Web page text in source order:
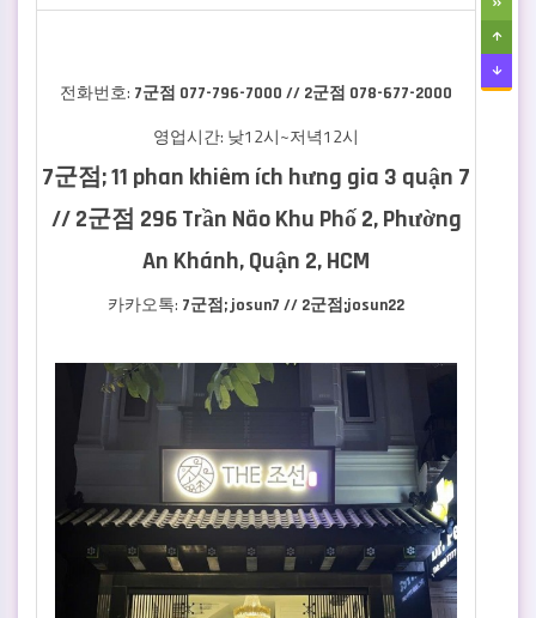
전화번호: 7군점 077-796-7000 // 2군점 078-677-2000
영업시간: 낮12시~저녁12시
7군점; 11 phan khiêm ích hưng gia 3 quận 7
// 2군점 296 Trần Não Khu Phố 2, Phường
An Khánh, Quận 2, HCM
카카오톡: 7군점; josun7 // 2군점;josun22
본문